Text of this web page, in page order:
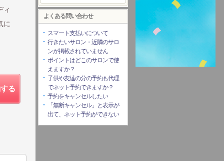
ィ
に
る
よくある問い合わせ
スマート支払いについて
行きたいサロン・近隣のサロ
ンが掲載されていません
ポイントはどこのサロンで使
えますか？
子供や友達の分の予約も代理
でネット予約できますか？
予約をキャンセルしたい
「無断キャンセル」と表示が
出て、ネット予約ができない